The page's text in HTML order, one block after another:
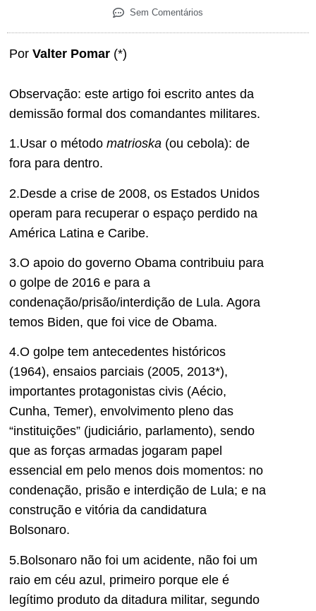
Sem Comentários
Por Valter Pomar (*)
Observação: este artigo foi escrito antes da
demissão formal dos comandantes militares.
1.Usar o método matrioska (ou cebola): de
fora para dentro.
2.Desde a crise de 2008, os Estados Unidos
operam para recuperar o espaço perdido na
América Latina e Caribe.
3.O apoio do governo Obama contribuiu para
o golpe de 2016 e para a
condenação/prisão/interdição de Lula. Agora
temos Biden, que foi vice de Obama.
4.O golpe tem antecedentes históricos
(1964), ensaios parciais (2005, 2013*),
importantes protagonistas civis (Aécio,
Cunha, Temer), envolvimento pleno das
“instituições” (judiciário, parlamento), sendo
que as forças armadas jogaram papel
essencial em pelo menos dois momentos: no
condenação, prisão e interdição de Lula; e na
construção e vitória da candidatura
Bolsonaro.
5.Bolsonaro não foi um acidente, não foi um
raio em céu azul, primeiro porque ele é
legítimo produto da ditadura militar, segundo